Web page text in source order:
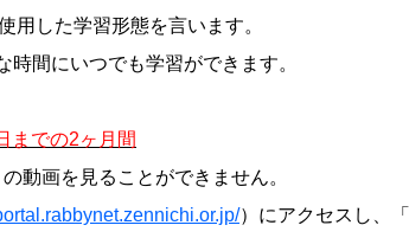
した学習形態を言います。
間にいつでも学習ができます。
までの2ヶ月間
動画を見ることができません。
）にアクセスし、